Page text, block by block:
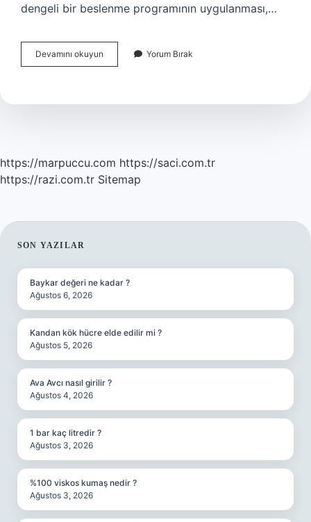
dengeli bir beslenme programının uygulanması,…
Devamını okuyun Alzheimer
Hastaları
Yorum Bırak
https://marpuccu.com https://saci.com.tr
https://razi.com.tr Sitemap
SIDEBAR
SON YAZILAR
Baykar değeri ne kadar ?
Ağustos 6, 2026
Kandan kök hücre elde edilir mi ?
Ağustos 5, 2026
Ava Avcı nasıl girilir ?
Ağustos 4, 2026
1 bar kaç litredir ?
Ağustos 3, 2026
%100 viskos kumaş nedir ?
Ağustos 3, 2026